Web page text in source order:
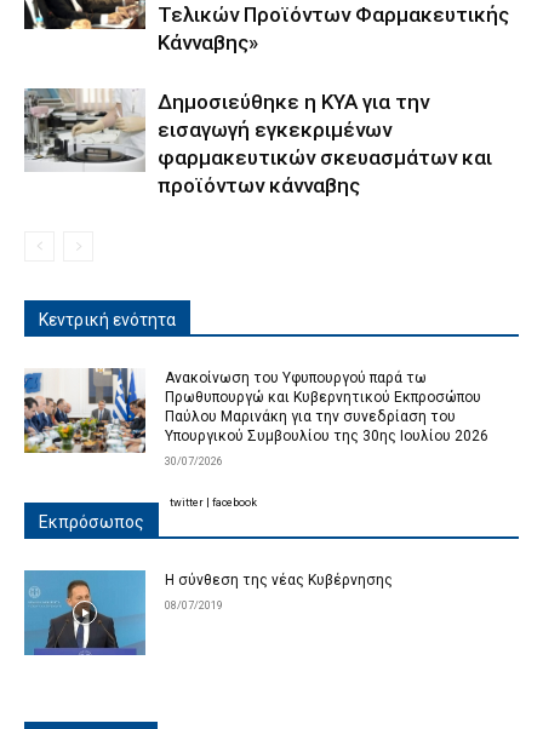
Τελικών Προϊόντων Φαρμακευτικής
Κάνναβης»
Δημοσιεύθηκε η ΚΥΑ για την
εισαγωγή εγκεκριμένων
φαρμακευτικών σκευασμάτων και
προϊόντων κάνναβης
Κεντρική ενότητα
Ανακοίνωση του Υφυπουργού παρά τω
Πρωθυπουργώ και Κυβερνητικού Εκπροσώπου
Παύλου Μαρινάκη για την συνεδρίαση του
Υπουργικού Συμβουλίου της 30ης Ιουλίου 2026
30/07/2026
Εκπρόσωπος
Η σύνθεση της νέας Κυβέρνησης
08/07/2019
twitter facebook